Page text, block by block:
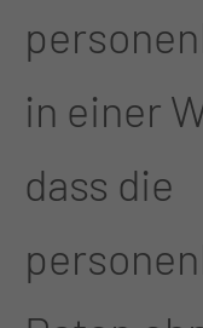
in einer
dass die